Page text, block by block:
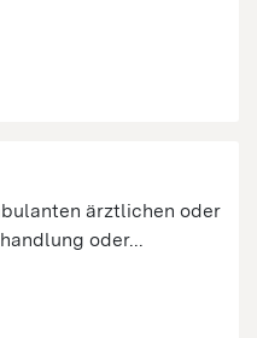
ärztlichen oder
oder...